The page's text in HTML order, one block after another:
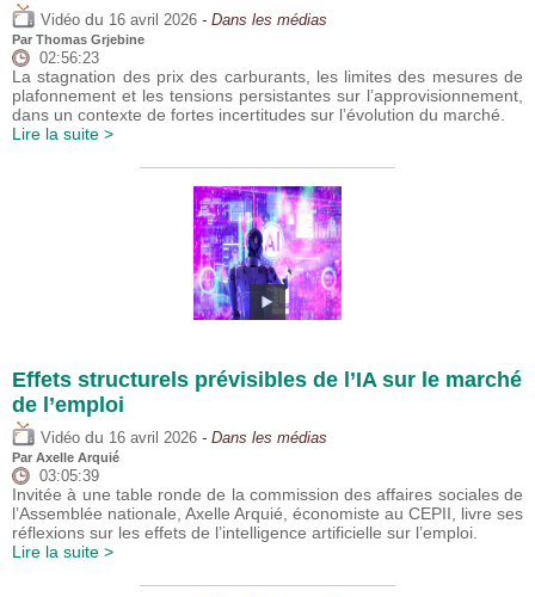
Vidéo du 16 avril 2026 - Dans les médias
Par Thomas Grjebine
02:56:23
La stagnation des prix des carburants, les limites des mesures de
plafonnement et les tensions persistantes sur l’approvisionnement,
dans un contexte de fortes incertitudes sur l’évolution du marché.
Lire la suite >
Effets structurels prévisibles de l’IA sur le marché
de l’emploi
Vidéo du 16 avril 2026 - Dans les médias
Par Axelle Arquié
03:05:39
Invitée à une table ronde de la commission des affaires sociales de
l’Assemblée nationale, Axelle Arquié, économiste au CEPII, livre ses
réflexions sur les effets de l’intelligence artificielle sur l’emploi.
Lire la suite >